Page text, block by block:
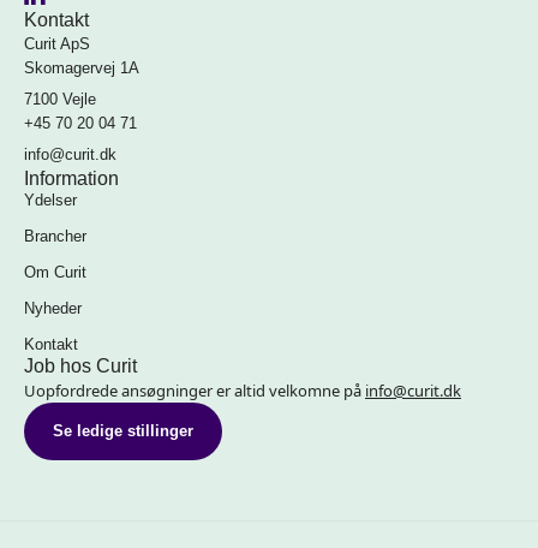
Kontakt
Curit ApS
Skomagervej 1A
7100 Vejle
+45 70 20 04 71
info@curit.dk
Information
Ydelser
Brancher
Om Curit
Nyheder
Kontakt
Job hos Curit
Uopfordrede ansøgninger er altid velkomne på info@curit.dk
Se ledige stillinger